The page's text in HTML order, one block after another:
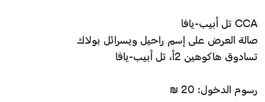
CCA تل أبيب-يافا
صالة العرض على إسم راحيل ويسرائل بولاك
تسادوق هاكوهين 2أ، تل أبيب-يافا
رسوم الدخول: 20 ₪